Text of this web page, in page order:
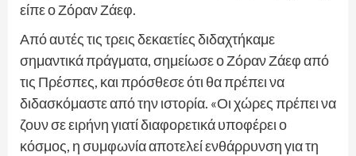
είπε ο Ζόραν Ζάεφ.
Από αυτές τις τρεις δεκαετίες διδαχτήκαμε
σημαντικά πράγματα, σημείωσε ο Ζόραν Ζάεφ από
τις Πρέσπες, και πρόσθεσε ότι θα πρέπει να
διδασκόμαστε από την ιστορία. «Οι χώρες πρέπει να
ζουν σε ειρήνη γιατί διαφορετικά υποφέρει ο
κόσμος, η συμφωνία αποτελεί ενθάρρυνση για τη